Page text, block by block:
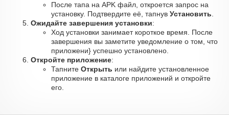
После тапа на APK файл, откроется запрос на
установку. Подтвердите её, тапнув Установить
Ожидайте завершения установки:
Ход установки занимает короткое время. После
завершения вы заметите уведомление о том, что
приложени} успешно установлено.
Откройте приложение:
Тапните Открыть или найдите установленное
приложение в каталоге приложений и откройте
его.